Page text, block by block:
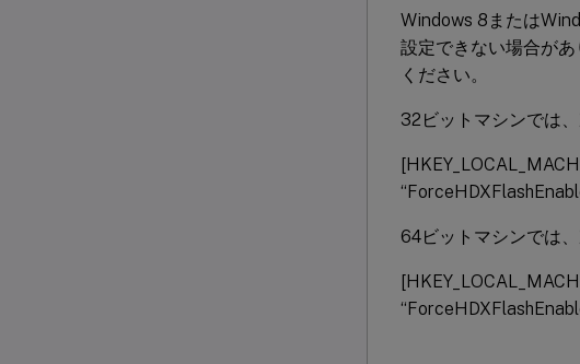
Windows 8または
設定できない場合が
ください。
32ビットマシンでは
64ビットマシンでは